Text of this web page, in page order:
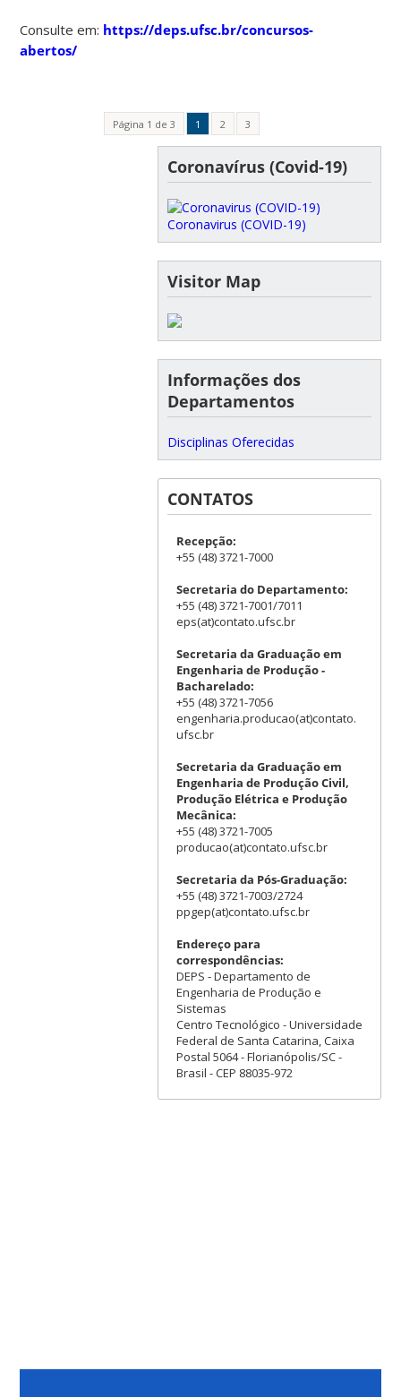
Consulte em: https://deps.ufsc.br/concursos-
abertos/
Página 1 de 3 1 2 3
Coronavírus (Covid-19)
Coronavirus (COVID-19)
Visitor Map
Informações dos
Departamentos
Disciplinas Oferecidas
CONTATOS
Recepção:
+55 (48) 3721-7000
Secretaria do Departamento:
+55 (48) 3721-7001/7011
eps(at)contato.ufsc.br
Secretaria da Graduação em
Engenharia de Produção -
Bacharelado:
+55 (48) 3721-7056
engenharia.producao(at)contato.
ufsc.br
Secretaria da Graduação em
Engenharia de Produção Civil,
Produção Elétrica e Produção
Mecânica:
+55 (48) 3721-7005
producao(at)contato.ufsc.br
Secretaria da Pós-Graduação:
+55 (48) 3721-7003/2724
ppgep(at)contato.ufsc.br
Endereço para
correspondências:
DEPS - Departamento de
Engenharia de Produção e
Sistemas
Centro Tecnológico - Universidade
Federal de Santa Catarina, Caixa
Postal 5064 - Florianópolis/SC -
Brasil - CEP 88035-972